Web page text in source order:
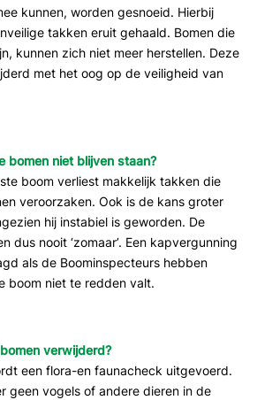
kunnen, worden gesnoeid. Hierbij
takken eruit gehaald. Bomen die
kunnen zich niet meer herstellen. Deze
met het oog op de veiligheid van
bomen niet blijven staan?
boom verliest makkelijk takken die
veroorzaken. Ook is de kans groter
hij instabiel is geworden. De
dus nooit ‘zomaar’. Een kapvergunning
als de Boominspecteurs hebben
boom niet te redden valt.
verwijderd?
een flora-en faunacheck uitgevoerd.
geen vogels of andere dieren in de